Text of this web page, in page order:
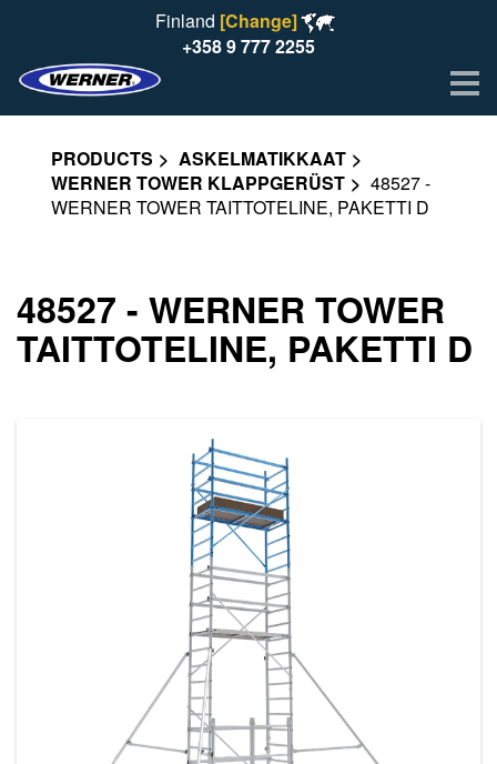
Finland [Change]
+358 9 777 2255
PRODUCTS
ASKELMATIKKAAT
WERNER TOWER KLAPPGERÜST
48527 -
WERNER TOWER TAITTOTELINE, PAKETTI D
48527 - WERNER TOWER
TAITTOTELINE, PAKETTI D